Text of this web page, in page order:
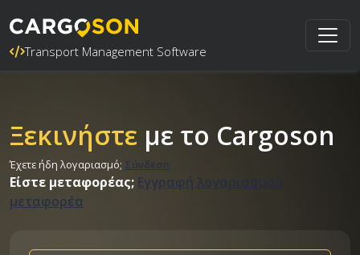
Transport Management Software
Ξεκινήστε με το Cargoson
Έχετε ήδη λογαριασμό; Σύνδεση
Είστε μεταφορέας; Εγγραφή λογαριασμού
μεταφορέα